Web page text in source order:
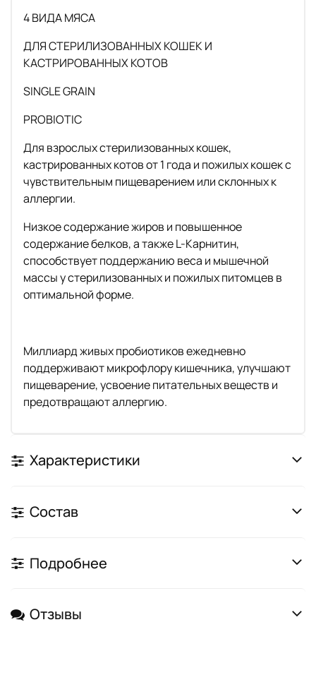
4 ВИДА МЯСА
ДЛЯ СТЕРИЛИЗОВАННЫХ КОШЕК И
КАСТРИРОВАННЫХ КОТОВ
SINGLE GRAIN
PROBIOTIC
Для взрослых стерилизованных кошек,
кастрированных котов от 1 года и пожилых кошек с
чувствительным пищеварением или склонных к
аллергии.
Низкое содержание жиров и повышенное
содержание белков, а также L-Карнитин,
способствует поддержанию веса и мышечной
массы у стерилизованных и пожилых питомцев в
оптимальной форме.
Миллиард живых пробиотиков ежедневно
поддерживают микрофлору кишечника, улучшают
пищеварение, усвоение питательных веществ и
предотвращают аллергию.
Характеристики
Состав
Подробнее
Отзывы